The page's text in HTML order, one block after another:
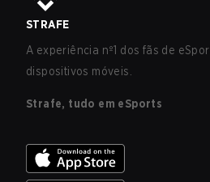
STRAFE
A experiência nº1 dos fãs de
dispositivos móveis.
Strafe, tudo em eSports